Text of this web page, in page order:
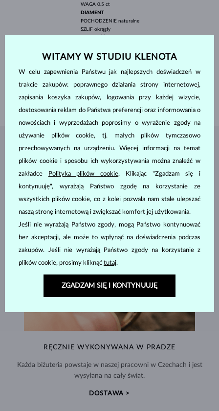
WAGA 0.5 ct
DIAMENT
POCHODZENIE naturalne
SZLIF okrągły
ŚREDNICA1.3 mm
9.10 mm
1.55 g
BIŻUTERIA ZATELIER KLENOTA
RĘCZNIE WYKONYWANA W PRADZE
Każda biżuteria powstaje w naszej pracowni w Czechach i jest
wysyłana na cały świat.
DOSTAWA >
WITAMY W STUDIU KLENOTA
W celu zapewnienia Państwu jak najlepszych doświadczeń w
trakcie zakupów: poprawnego działania strony internetowej,
zapisania koszyka zakupów, logowania przy każdej wizycie,
dostosowania reklam do Państwa preferencji oraz informowania o
nowościach i wyprzedażach poprosimy o wyrażenie zgody na
używanie plików cookie, tj. małych plików tymczasowo
przechowywanych na urządzeniu. Więcej informacji na temat
plików cookie i sposobu ich wykorzystywania można znaleźć w
zakładce
Polityka plików cookie. Klikając "Zgadzam się i
kontynuuję", wyrażają Państwo zgodę na korzystanie ze
wszystkich plików cookie, co z kolei pozwala nam stale ulepszać
naszą stronę internetową i zwiększać komfort jej użytkowania.
Jeśli nie wyrażają Państwo zgody, mogą Państwo kontynuować
bez akceptacji, ale może to wpłynąć na doświadczenia podczas
zakupów. Jeśli nie wyrażają Państwo zgody na korzystanie z
plików cookie, prosimy kliknąć tutaj.
ZGADZAM SIĘ I KONTYNUUJĘ